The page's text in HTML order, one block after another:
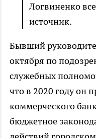
Логвиненко
источник.
Бывший
октября по
служебных
что в 2020 году он
коммерческого
бюджетное